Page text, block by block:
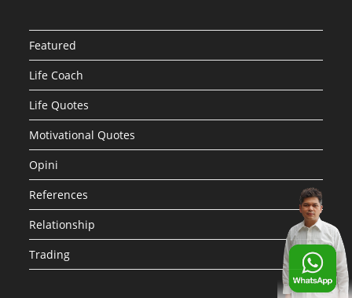
Featured
Life Coach
Life Quotes
Motivational Quotes
Opini
References
Relationship
Trading